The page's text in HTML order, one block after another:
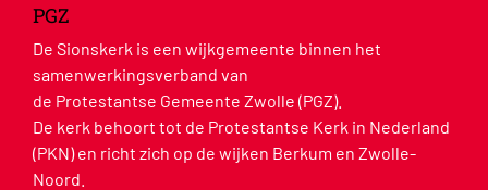
PGZ
De Sionskerk is een wijkgemeente binnen het
samenwerkingsverband van
de Protestantse Gemeente Zwolle (PGZ).
De kerk behoort tot de Protestantse Kerk in Nederland
(PKN) en richt zich op de wijken Berkum en Zwolle-
Noord.